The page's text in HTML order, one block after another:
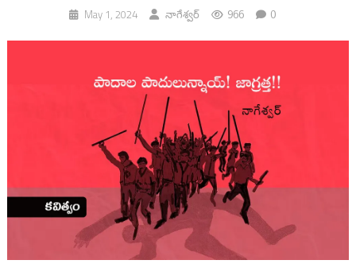
May 1, 2024 నాగేశ్వర్ 966 0